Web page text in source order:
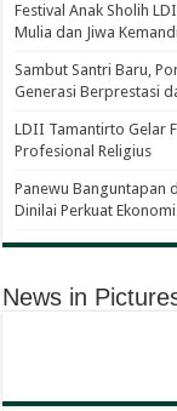
Festival Anak Sholih
Mulia dan Jiwa
Sambut Santri Baru,
Generasi Berprestasi
LDII Tamantirto Gelar
Profesional Religius
Panewu Banguntapan
Dinilai Perkuat
News in